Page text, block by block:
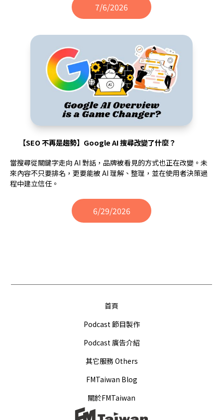
7/6/2026
【SEO 不再是趨勢】Google AI 搜尋改變了什麼？
當搜尋從關鍵字走向 AI 對話，品牌被看見的方式也正在改變。未
來內容不只要排名，更要能被 AI 理解、整理，並在使用者決策過
程中建立信任。
6/29/2026
首頁
Podcast 節目製作
Podcast 廣告介紹
其它服務 Others
FMTaiwan Blog
關於FMTaiwan